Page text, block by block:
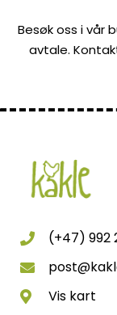
Besøk oss i vår
avtale.
(+47) 992
Vis kart